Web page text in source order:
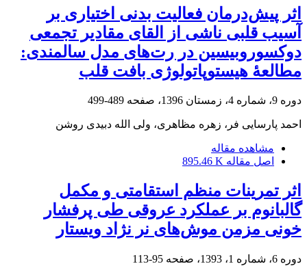
اثر پیش‌درمان فعالیت بدنی اختیاری بر
آسیب قلبی ناشی از القای مقادیر تجمعی
دوکسوروبیسین در رت‌های مدل سالمندی:
مطالعۀ هیستوپاتولوژی بافت قلب
دوره 9، شماره 4، زمستان 1396، صفحه 489-499
احمد پارسایی فر، زهره مظاهری، ولی الله دبیدی روشن
مشاهده مقاله
اصل مقاله 895.46 K
اثر تمرینات منظم استقامتی و مکمل
گالبانوم بر عملکرد عروقی طی پرفشار
خونی مزمن موش‌های نر نژاد ویستار
دوره 6، شماره 1، 1393، صفحه 95-113